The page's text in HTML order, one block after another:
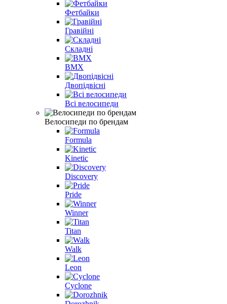
Фетбайки
Гравійні
Складні
BMX
Двопідвісні
Всі велосипеди
Велосипеди по брендам
Formula
Kinetic
Discovery
Pride
Winner
Titan
Walk
Leon
Cyclone